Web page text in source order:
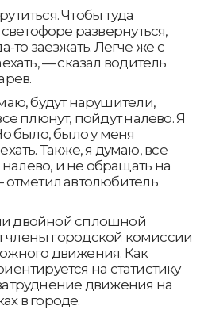
Чтобы туда
развернуться,
то заезжать. Легче же с
— сказал водитель
будут нарушители,
плюнут, пойдут налево. Я
было, было у меня
Также, я думаю, все
налево, и не обращать на
автолюбитель
двойной сплошной
городской комиссии
движения. Как
на статистику
движения на
в городе.